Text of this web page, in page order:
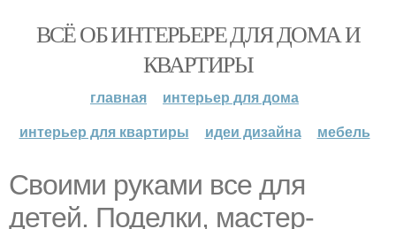
ВСЁ ОБ ИНТЕРЬЕРЕ ДЛЯ ДОМА И
КВАРТИРЫ
главная
интерьер для дома
интерьер для квартиры
идеи дизайна мебель
Своими руками все для
детей. Поделки, мастер-